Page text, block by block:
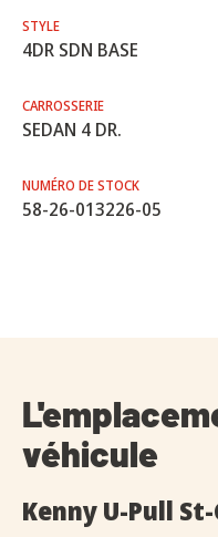
STYLE
4DR SDN BASE
CARROSSERIE
SEDAN 4 DR.
NUMÉRO DE STOCK
58-26-013226-05
véhicule
Kenny U-Pull